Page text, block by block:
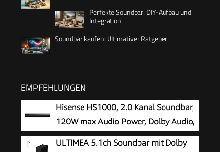
Perfekte Soundbar: DIY-Aufbau und
Integration
Soundbar kaufen: Ultimativer Ratgeber
EMPFEHLUNGEN
Hisense HS1000, 2.0 Kanal Soundbar,
120W max Audio Power, Dolby Audio,
DTS Virtual:X, Voice Enhanced, TV
ULTIMEA 5.1ch Soundbar mit Dolby